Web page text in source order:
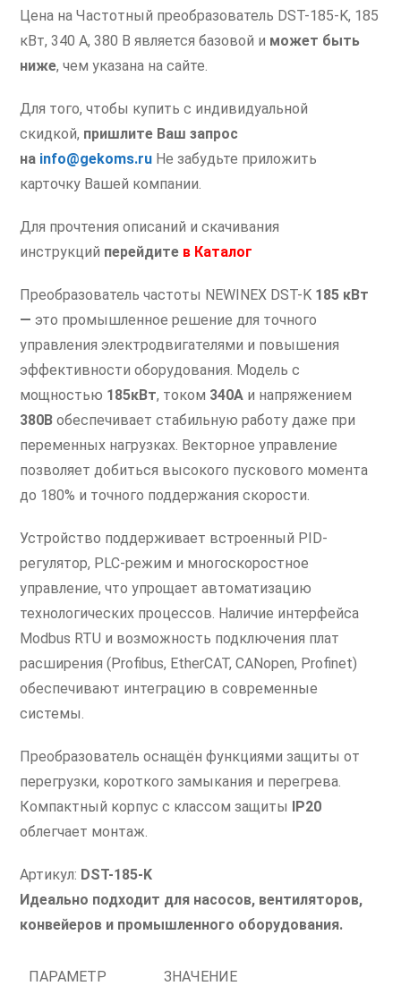
Цена на Частотный преобразователь DST-185-K, 185
кВт, 340 А, 380 В является базовой и может быть
ниже, чем указана на сайте.
Для того, чтобы купить с индивидуальной
скидкой, пришлите Ваш запрос
на info@gekoms.ru Не забудьте приложить
карточку Вашей компании.
Для прочтения описаний и скачивания
инструкций перейдите в Каталог
Преобразователь частоты NEWINEX DST-K 185 кВт
— это промышленное решение для точного
управления электродвигателями и повышения
эффективности оборудования. Модель с
мощностью 185кВт, током 340А и напряжением
380В обеспечивает стабильную работу даже при
переменных нагрузках. Векторное управление
позволяет добиться высокого пускового момента
до 180% и точного поддержания скорости.
Устройство поддерживает встроенный PID-
регулятор, PLC-режим и многоскоростное
управление, что упрощает автоматизацию
технологических процессов. Наличие интерфейса
Modbus RTU и возможность подключения плат
расширения (Profibus, EtherCAT, CANopen, Profinet)
обеспечивают интеграцию в современные
системы.
Преобразователь оснащён функциями защиты от
перегрузки, короткого замыкания и перегрева.
Компактный корпус с классом защиты IP20
облегчает монтаж.
Артикул: DST-185-K
Идеально подходит для насосов, вентиляторов,
конвейеров и промышленного оборудования.
ПАРАМЕТР ЗНАЧЕНИЕ